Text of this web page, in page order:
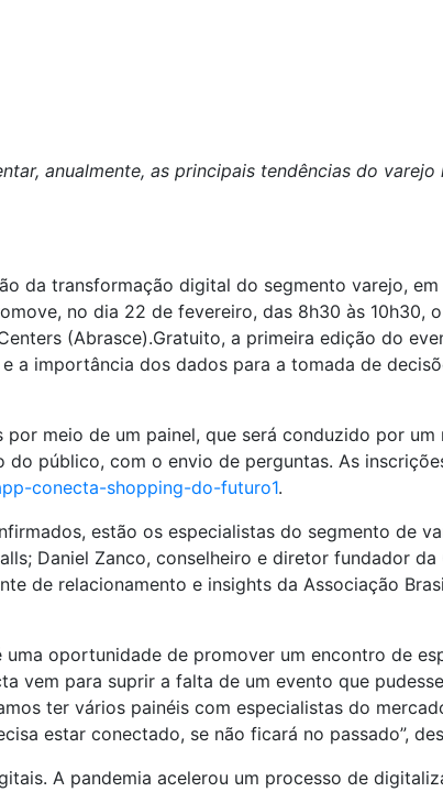
anualmente, as principais tendências do varejo
da transformação digital do segmento varejo,
no dia 22 de fevereiro, das 8h30 às 10h30,
(Abrasce).Gratuito, a primeira edição do
a importância dos dados para a tomada de
meio de um painel, que será conduzido por
público, com o envio de perguntas. As
conecta-shopping-do-futuro1.
estão os especialistas do segmento de
Daniel Zanco, conselheiro e diretor fundador da
de relacionamento e insights da Associação
oportunidade de promover um encontro de
vem para suprir a falta de um evento que
ter vários painéis com especialistas do
estar conectado, se não ficará no passado”,
A pandemia acelerou um processo de